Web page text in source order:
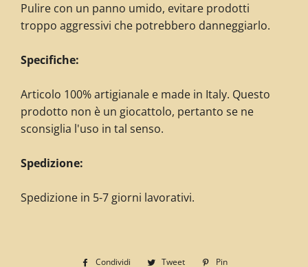
Pulire con un panno umido, evitare prodotti
troppo aggressivi che potrebbero danneggiarlo.
Specifiche:
Articolo 100% artigianale e made in Italy. Questo
prodotto non è un giocattolo, pertanto se ne
sconsiglia l'uso in tal senso.
Spedizione:
Spedizione in 5-7 giorni lavorativi.
Condividi
CondividiTweet
Twitta
Pin